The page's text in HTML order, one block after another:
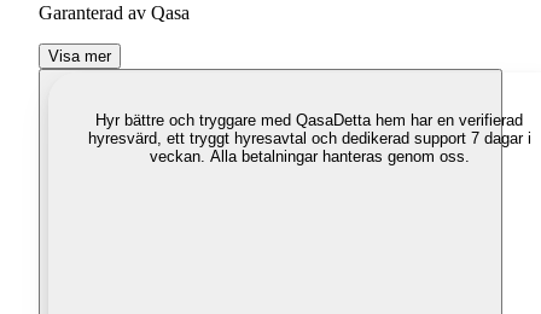
Garanterad av Qasa
Visa mer
Hyr bättre och tryggare med QasaDetta hem har en verifierad
hyresvärd, ett tryggt hyresavtal och dedikerad support 7 dagar i
veckan. Alla betalningar hanteras genom oss.